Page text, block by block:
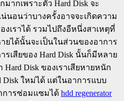
ากเพราะตัว Hard Disk จะ
น่นอนว่าบางครั้งอาจจะเกิดความ
งเราได้ รวมไปถึงอีหนึ่งสาเหตุที่
ายได้นั้นจะเป็นในส่วนของอาการ
รเสียของ Hard Disk นั้นก็มีหลาย
Disk ของเราเสียหายหนัก
Disk ใหม่ได้ แต่ในอาการแบบ
การซ่อมแซมได้ hdd regenerator